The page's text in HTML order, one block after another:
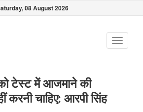
08 August 2026
Toggle
टेस्ट में आजमाने की
करनी चाहिए: आरपी सिंह